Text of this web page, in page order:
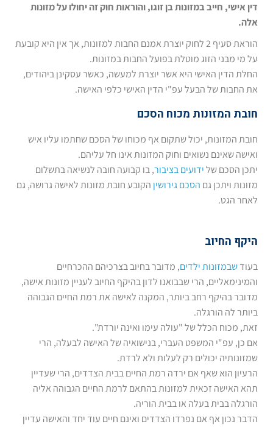
דין אישי, חייב במזונות בן זוגו, והוראות חוק זה יחולו על מזונות
אלה.
הוראת סעיף 2 לחוק יוצרת אמנם החבות למזונות, אך אין היא קובעת
על מי מבני הזוג מוטלת בפועל החבות במזונות.
החלת הדין האישי היא אשר יוצרת למעשה, כאשר עסקינן ביהודים,
את החבות של הבעל עפ"י הדין האישי כלפי האישה.
חובת המזונות מכוח הסכם
חובת המזונות, יכול שתקום אף מכוחו של הסכם שחתמו עליו איש
ואישה שאינם נשואים וחוק המזונות אינו חל עליהם.
יתכן הסכם שלידועים בציבור, בו קבועה חובה לנשיאה בתשלום
מזונות ויתכן גם הסכם גירושין הקובע חובת מזונות לאישה גרושה, גם
לאחר הגט.
היקף החיוב
בעודשבמזונות ילדים, מדובר בחיוב בצרכיהם ההכרחיים
והמינימאליים, הרי שבבואנו לדון בהיקף החיוב לעניין מזונות אישה,
מדובר בהיקף רחב ביותר, המקנה לאישה את רמת החיים הגבוהה
ביותר לה הורגלה.
זאת, מכוח הכלל של "עולה עימו ואינה יורדת".
אם כן, עפ"י המשפט העברי, בנישואיה של האישה לבעלה, הרי
שמזונותיה יכולים רק לעלות ולא לרדת.
הרעיון הוא שאף אם ירדה רמת החיים בבית הצדדים, הרי שעדיין
תהא האישה זכאית למזונות בהתאם לרמת החיים הגבוהה אליה
הורגלה בבית בעלה או בבית הוריה.
הדבר נכון אף אם נפרדו הצדדים ואינם חיים עוד יחד והאישה עדיין